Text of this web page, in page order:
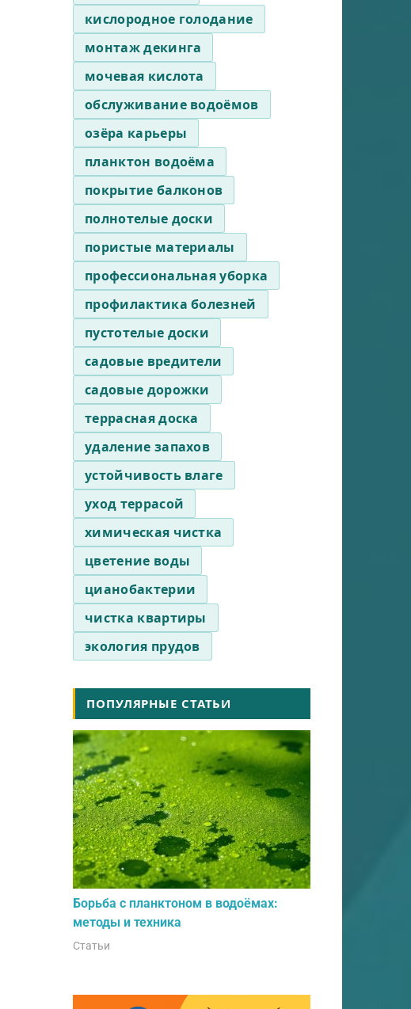
кислородное голодание
монтаж декинга
мочевая кислота
обслуживание водоёмов
озёра карьеры
планктон водоёма
покрытие балконов
полнотелые доски
пористые материалы
профессиональная уборка
профилактика болезней
пустотелые доски
садовые вредители
садовые дорожки
террасная доска
удаление запахов
устойчивость влаге
уход террасой
химическая чистка
цветение воды
цианобактерии
чистка квартиры
экология прудов
ПОПУЛЯРНЫЕ СТАТЬИ
Борьба с планктоном в водоёмах:
методы и техника
Статьи